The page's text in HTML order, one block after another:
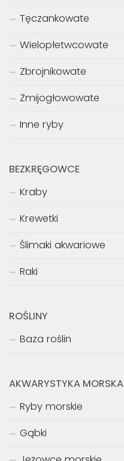
Tęczankowate
Wielopłetwcowate
Zbrojnikowate
Żmijogłowowate
Inne ryby
BEZKRĘGOWCE
Kraby
Krewetki
Ślimaki akwariowe
Raki
ROŚLINY
Baza roślin
AKWARYSTYKA MORSKA
Ryby morskie
Gąbki